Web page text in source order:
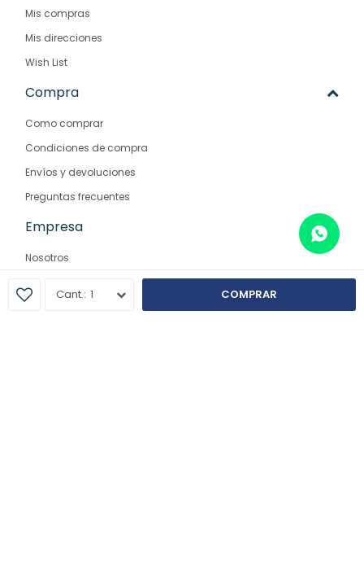
1 COMPRAR
Mis compras
Mis direcciones
Wish List
Compra
Como comprar
Condiciones de compra
Envíos y devoluciones
Preguntas frecuentes
Empresa
Nosotros